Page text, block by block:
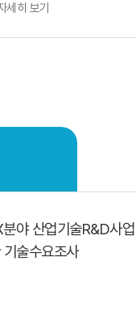
세히 보기
야 산업기술R&D사업
술수요조사